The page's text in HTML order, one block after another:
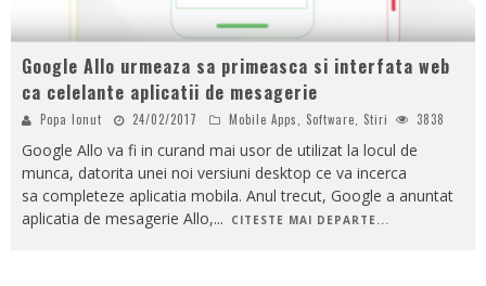
Google Allo urmeaza sa primeasca si interfata web
ca celelante aplicatii de mesagerie
Popa Ionut 24/02/2017 Mobile Apps Software Stiri 3838
Google Allo va fi in curand mai usor de utilizat la locul de
munca, datorita unei noi versiuni desktop ce va incerca
sa completeze aplicatia mobila. Anul trecut, Google a anuntat
aplicatia de mesagerie Allo,... CITESTE MAI DEPARTE...